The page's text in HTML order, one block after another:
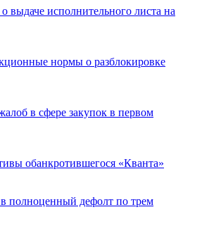
выдаче исполнительного листа на
нормы о разблокировке
в сфере закупок в первом
обанкротившегося «Кванта»
полноценный дефолт по трем